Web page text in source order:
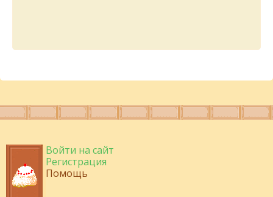
Войти на сайт
Регистрация
Помощь